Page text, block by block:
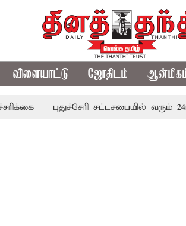
விளையாட்டு ஜோதிடம்
புதுச்சேரி சட்டசபையில் வரும் 24ம்